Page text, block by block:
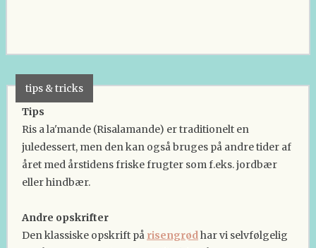
tips & tricks
Tips
Ris a la'mande (Risalamande) er traditionelt en
juledessert, men den kan også bruges på andre tider af
året med årstidens friske frugter som f.eks. jordbær
eller hindbær.
Andre opskrifter
Den klassiske opskrift på risengrødhar vi selvfølgelig